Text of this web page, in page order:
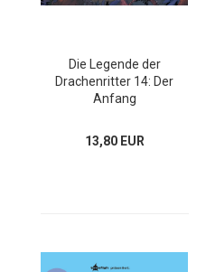
Die Legende der
Drachenritter 14: Der
Anfang
13,80 EUR